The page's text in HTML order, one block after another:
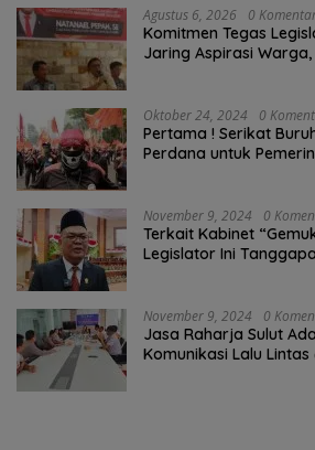
Agustus 6, 2026 0
Komitmen Tegas
Jaring Aspirasi
Oktober 24, 2024 0
Pertama ! Serikat
Perdana untuk
November 9, 2024 0
Terkait Kabinet
Legislator Ini
November 9, 2024 0
Jasa Raharja Sulut
Komunikasi Lalu Lintas